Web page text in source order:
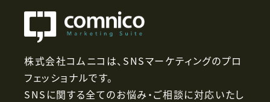
株式会社コムニコは、SNSマーケティングのプロ
フェッショナルです。
SNSに関する全てのお悩み・ご相談に対応いたし